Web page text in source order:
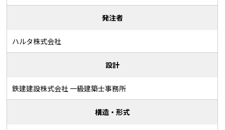
発注者
ハルタ株式会社
設計
鉄建建設株式会社 一級建築士事務所
構造・形式